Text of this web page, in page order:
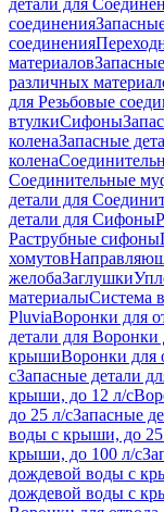
детали для
соединения
соединения
материалов
различных
для Резьбовые
втулкиСифоны
коленаЗапасные
колена
Соединительные
детали для
детали для Сифоны
Раструбные сифоны
хомутов
желобаЗаглушки
материалыСистема
PluviaВоронки для
детали для
крышиВоронки для
сЗапасные детали
крыши, до 12 л/с
до 25 л/сЗапасные
воды с крыши, до 25
крыши, до 100 л/с
дождевой воды с
дождевой воды с